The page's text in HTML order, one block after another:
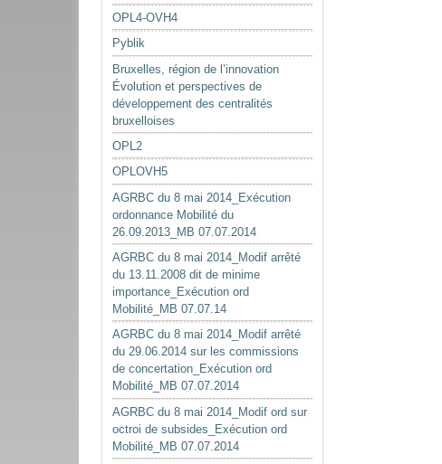
OPL4-OVH4
Pyblik
Bruxelles, région de l’innovation
Évolution et perspectives de
développement des centralités
bruxelloises
OPL2
OPLOVH5
AGRBC du 8 mai 2014_Exécution
ordonnance Mobilité du
26.09.2013_MB 07.07.2014
AGRBC du 8 mai 2014_Modif arrêté
du 13.11.2008 dit de minime
importance_Exécution ord
Mobilité_MB 07.07.14
AGRBC du 8 mai 2014_Modif arrêté
du 29.06.2014 sur les commissions
de concertation_Exécution ord
Mobilité_MB 07.07.2014
AGRBC du 8 mai 2014_Modif ord sur
octroi de subsides_Exécution ord
Mobilité_MB 07.07.2014